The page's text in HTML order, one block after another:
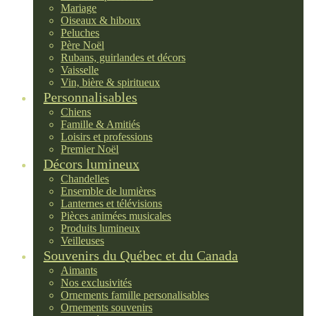
Mariage
Oiseaux & hiboux
Peluches
Père Noël
Rubans, guirlandes et décors
Vaisselle
Vin, bière & spiritueux
Personnalisables
Chiens
Famille & Amitiés
Loisirs et professions
Premier Noël
Décors lumineux
Chandelles
Ensemble de lumières
Lanternes et télévisions
Pièces animées musicales
Produits lumineux
Veilleuses
Souvenirs du Québec et du Canada
Aimants
Nos exclusivités
Ornements famille personalisables
Ornements souvenirs